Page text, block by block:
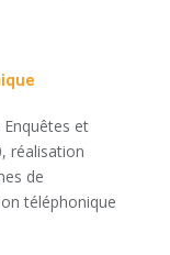
et
réalisation
de
téléphonique